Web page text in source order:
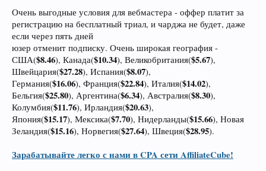
Очень выгодные условия для вебмастера - оффер платит за
регистрацию на бесплатный триал, и чарджа не будет, даже
если через пять дней
юзер отменит подписку. Очень широкая география -
США($8.46), Канада($10.34), Великобритания($5.67),
Швейцария($27.28), Испания($8.07),
Германия($16.06), Франция($22.84), Италия($14.02),
Бельгия($25.80), Аргентина($6.34), Австралия($8.30),
Колумбия($11.76), Ирландия($20.63),
Япония($15.17), Мексика($7.70), Нидерланды($15.66), Новая
Зеландия($15.16), Норвегия($27.64), Швеция($28.95).
Зарабатывайте легко с нами в CPA сети AffiliateCube!